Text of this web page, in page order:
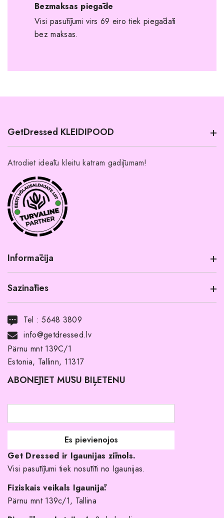
Bezmaksas piegāde
Visi pasūtījumi virs 69 eiro tiek piegādāti
bez maksas.
GetDressed KLEIDIPOOD
Atrodiet ideālu kleitu katram gadījumam!
Informācija
Informācija par produktu
Noma ar pirkuma tiesībām
Par mums
Pirkuma noteikumi un nosacījumi
Atgriešanas politika
Līgavas družiņu kleitas
Veikali
Kāpēc izvēlēties mūs?
Sazināties
Tel :5648 3809
info@getdressed.lv
Pärnu mnt 139C/1
Estonia, Tallinn, 11317
ABONĒJIET MŪSU BIĻETENU
Get Dressed ir Igaunijas zīmols.
Visi pasūtījumi tiek nosūtīti no Igaunijas.
Fiziskais veikals Igaunijā:
Pärnu mnt 139c/1, Tallina